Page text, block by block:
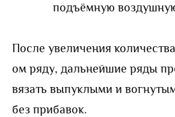
подъёмную
После увеличения
ом ряду, дальнейшие ряды
вязать выпуклыми и
без прибавок.